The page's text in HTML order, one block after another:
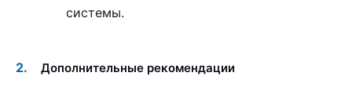
системы.
Дополнительные рекомендации